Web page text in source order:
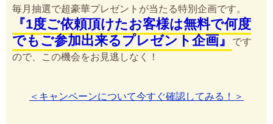
毎月抽選で超豪華プレゼントが当たる特別企画です。
『1度ご依頼頂けたお客様は無料で何度
でもご参加出来るプレゼント企画』
です
ので、この機会をお見逃しなく！
＜キャンペーンについて今すぐ確認してみる！＞